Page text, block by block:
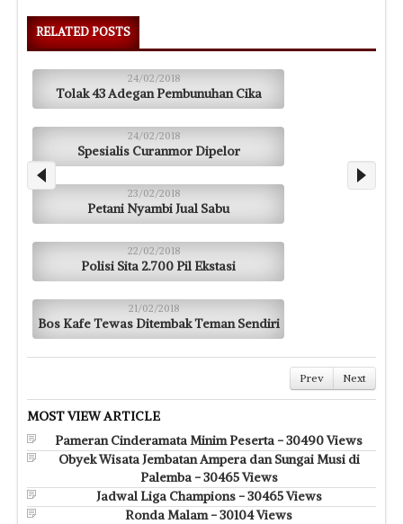
RELATED POSTS
24/02/2018
Tolak 43 Adegan Pembunuhan Cika
24/02/2018
Spesialis Curanmor Dipelor
23/02/2018
Petani Nyambi Jual Sabu
22/02/2018
Polisi Sita 2.700 Pil Ekstasi
21/02/2018
Bos Kafe Tewas Ditembak Teman Sendiri
Prev Next
MOST VIEW ARTICLE
Pameran Cinderamata Minim Peserta - 30490 Views
Obyek Wisata Jembatan Ampera dan Sungai Musi di
Palemba - 30465 Views
Jadwal Liga Champions - 30465 Views
Ronda Malam - 30104 Views